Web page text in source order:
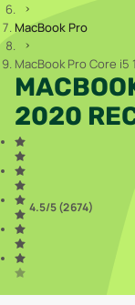
MacBook Pro
MacBook Pro Core i5
2020
4.5/5 (2 674)